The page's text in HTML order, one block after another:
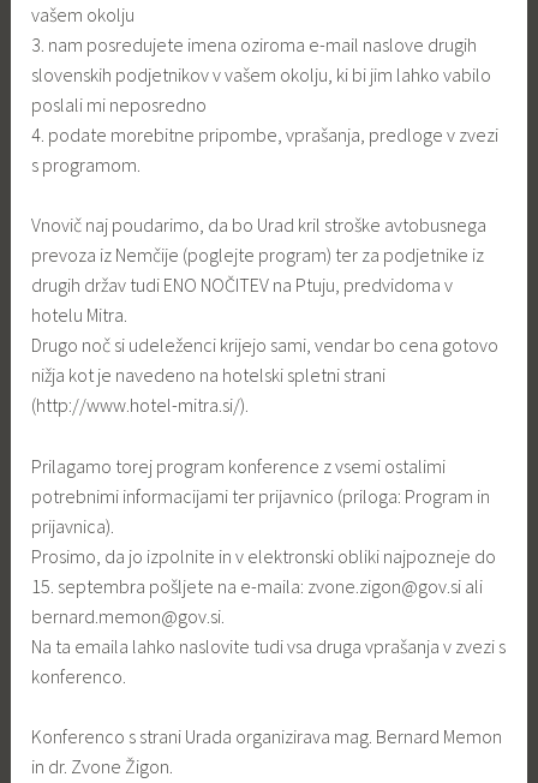
vašem okolju
3. nam posredujete imena oziroma e-mail naslove drugih
slovenskih podjetnikov v vašem okolju, ki bi jim lahko vabilo
poslali mi neposredno
4. podate morebitne pripombe, vprašanja, predloge v zvezi
s programom.
Vnovič naj poudarimo, da bo Urad kril stroške avtobusnega
prevoza iz Nemčije (poglejte program) ter za podjetnike iz
drugih držav tudi ENO NOČITEV na Ptuju, predvidoma v
hotelu Mitra.
Drugo noč si udeleženci krijejo sami, vendar bo cena gotovo
nižja kot je navedeno na hotelski spletni strani
(http://www.hotel-mitra.si/).
Prilagamo torej program konference z vsemi ostalimi
potrebnimi informacijami ter prijavnico (priloga: Program in
prijavnica).
Prosimo, da jo izpolnite in v elektronski obliki najpozneje do
15. septembra pošljete na e-maila: zvone.zigon@gov.si ali
bernard.memon@gov.si
Na ta emaila lahko naslovite tudi vsa druga vprašanja v zvezi s
konferenco.
Konferenco s strani Urada organizirava mag. Bernard Memon
in dr. Zvone Žigon.